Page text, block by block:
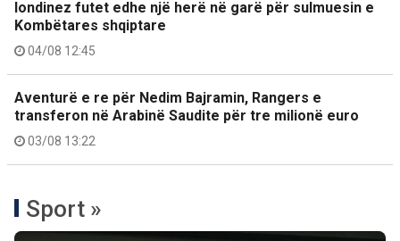
londinez futet edhe një herë në garë për sulmuesin e
Kombëtares shqiptare
04/08 12:45
Aventurë e re për Nedim Bajramin, Rangers e
transferon në Arabinë Saudite për tre milionë euro
03/08 13:22
Sport »